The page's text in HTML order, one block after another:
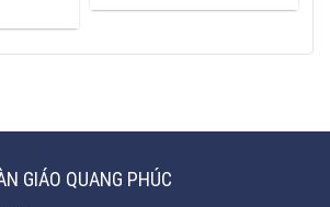
GIÁO QUANG PHÚC